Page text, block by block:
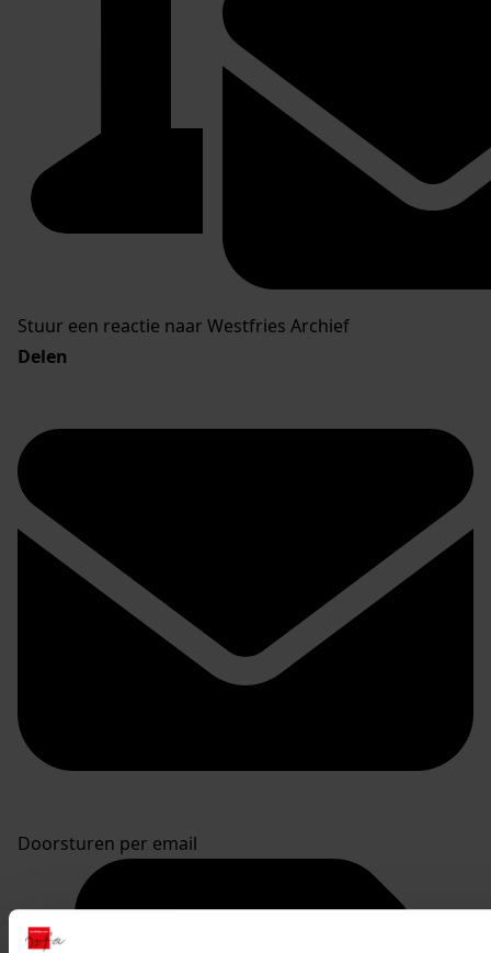
Stuur een reactie naar Westfries Archief
Delen
Doorsturen per email